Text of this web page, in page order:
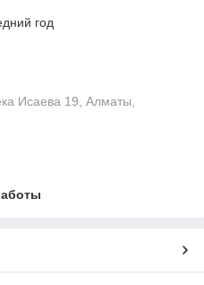
год
Исаева 19, Алматы,